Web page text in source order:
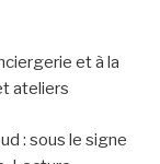
et à la
ateliers
: sous le signe